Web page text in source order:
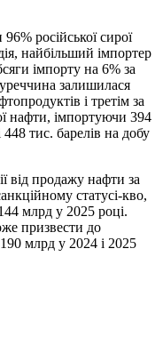
російської сирої
найбільший імпортер
імпорту на 6% за
залишилася
і третім за
нафти, імпортуючи 394
тис. барелів на добу
від продажу нафти за
статусі-кво,
млрд у 2025 році.
призвести до
млрд у 2024 і 2025